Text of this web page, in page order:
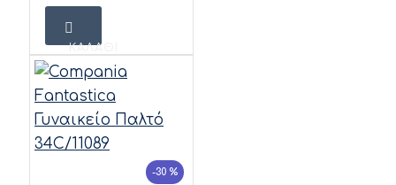
ΚΑΛΆΘΙ
-30 %